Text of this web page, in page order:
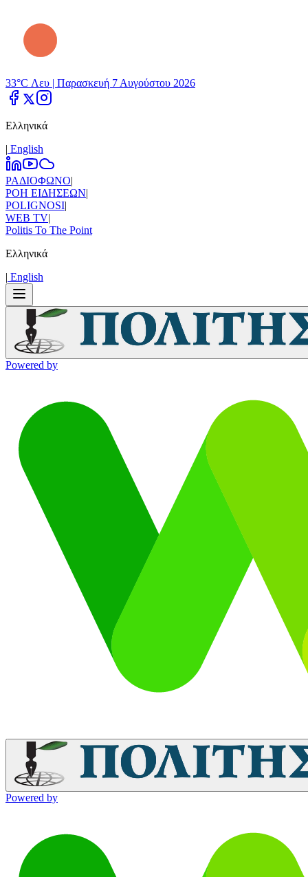
33°C Λευ | Παρασκευή 7 Αυγούστου 2026
Ελληνικά
| Εnglish
ΡΑΔΙΟΦΩΝΟ|
ΡΟΗ ΕΙΔΗΣΕΩΝ|
POLIGNOSI|
WEB TV|
Politis To The Point
Ελληνικά
| Εnglish
Powered by
Powered by